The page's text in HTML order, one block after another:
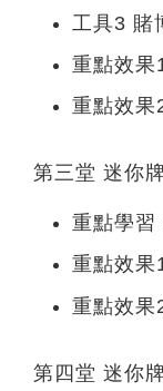
工具3 賭
重點效果
重點效果
第三堂 迷你
重點學習
重點效果
重點效果
第四堂 迷你